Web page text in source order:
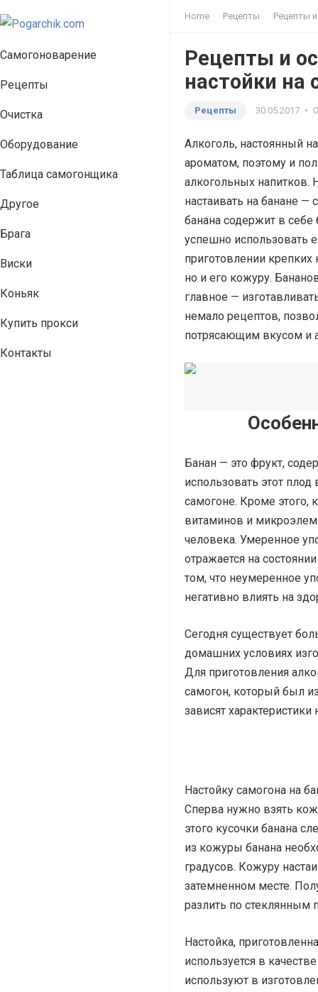
Самогоноварение
Рецепты
Очистка
Оборудование
Таблица самогонщика
Другое
Брага
Виски
Коньяк
Купить прокси
Контакты
Home Рецепты Рецепты
Рецепты и
настойки на
Рецепты 30.05.2017 •
Алкоголь, настоянный
ароматом, поэтому и
алкогольных
настаивать на банане
банана содержит в себе
успешно использовать
приготовлении крепких
но и его кожуру.
главное —
немало рецептов,
потрясающим вкусом и
Банан — это фрукт,
использовать этот
самогоне. Кроме этого,
витаминов и
человека. Умеренное
отражается на
том, что неумеренное
негативно влиять на
Сегодня существует
домашних условиях
Для приготовления
самогон, который был
зависят характеристики
Настойку самогона на
Сперва нужно взять
этого кусочки банана
из кожуры банана
градусов. Кожуру
затемненном месте.
разлить по стеклянным
Настойка,
используется в
используют в